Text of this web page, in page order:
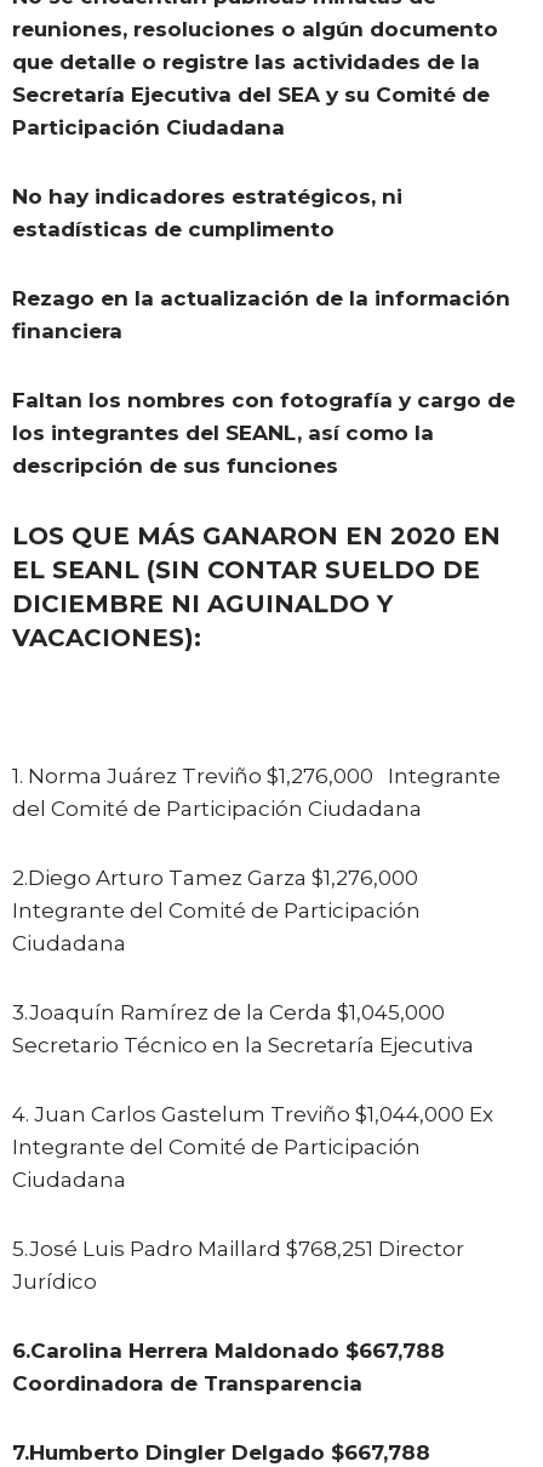
reuniones, resoluciones o algún documento
que detalle o registre las actividades de la
Secretaría Ejecutiva del SEA y su Comité de
Participación Ciudadana
No hay indicadores estratégicos, ni
estadísticas de cumplimento
Rezago en la actualización de la información
financiera
Faltan los nombres con fotografía y cargo de
los integrantes del SEANL, así como la
descripción de sus funciones
LOS QUE MÁS GANARON EN 2020 EN
EL SEANL (SIN CONTAR SUELDO DE
DICIEMBRE NI AGUINALDO Y
VACACIONES):
1. Norma Juárez Treviño $1,276,000 Integrante
del Comité de Participación Ciudadana
2.Diego Arturo Tamez Garza $1,276,000
Integrante del Comité de Participación
Ciudadana
3.Joaquín Ramírez de la Cerda $1,045,000
Secretario Técnico en la Secretaría Ejecutiva
4. Juan Carlos Gastelum Treviño $1,044,000 Ex
Integrante del Comité de Participación
Ciudadana
5.José Luis Padro Maillard $768,251 Director
Jurídico
6.Carolina Herrera Maldonado $667,788
Coordinadora de Transparencia
7.Humberto Dingler Delgado $667,788